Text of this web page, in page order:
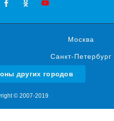
Москва
Санкт-Петербург
других городов
© 2007-2019